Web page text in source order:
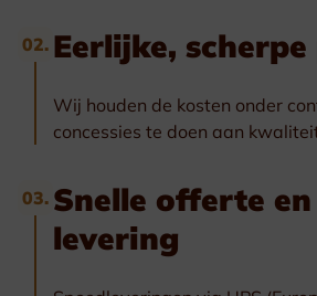
02. Eerlijke,
Wij houden de kosten onder
concessies te doen aan
03. Snelle offerte en
levering